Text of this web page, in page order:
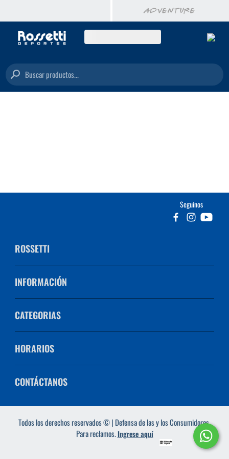
Buscar productos...
Seguinos
ROSSETTI
INFORMACIÓN
CATEGORIAS
HORARIOS
CONTÁCTANOS
Todos los derechos reservados © | Defensa de las y los Consumidores.
Para reclamos.Ingrese aquí